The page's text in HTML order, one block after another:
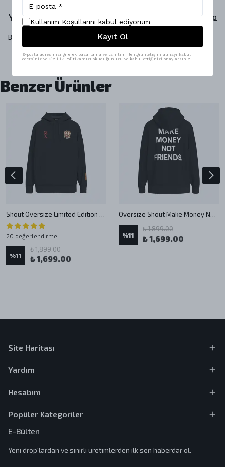
Yorumlar Yorum Yap
Bu ürün için henüz yorum yapılmamış.
Benzer Ürünler
Shout Oversize Limited Edition Mask Kitsune Unisex Hoodie
20 değerlendirme
%11
₺ 1,899.00
₺ 1,699.00
Oversize Shout Make Money Not Friends Unisex Hoodie
%11
₺ 1,899.00
₺ 1,699.00
Site Haritası
Yardım
Hesabım
Popüler Kategoriler
E-Bülten
Yeni drop'lardan ve sınırlı üretimlerden ilk sen haberdar ol.
Kullanım Koşullarını kabul ediyorum
Kayıt Ol
E-posta adresinizi girerek pazarlama ve tanıtım ile ilgili iletişim almayı kabul
edersiniz ve Gizlilik Politikamızı okuduğunuzu ve kabul ettiğinizi onaylarsınız.